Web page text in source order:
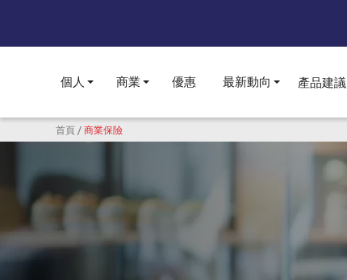
個人
Toggle submenu
商業
Toggle submenu
優惠 最新動向
Toggle
產品建議
導航連結
首頁 商業保險